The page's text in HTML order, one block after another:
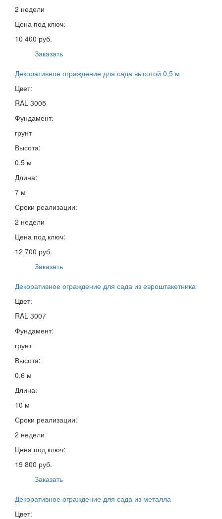
2 недели
Цена под ключ:
10 400 руб.
Заказать
Декоративное ограждение для сада высотой 0,5 м
Цвет:
RAL 3005
Фундамент:
грунт
Высота:
0,5 м
Длина:
7 м
Сроки реализации:
2 недели
Цена под ключ:
12 700 руб.
Заказать
Декоративное ограждение для сада из евроштакетника
Цвет:
RAL 3007
Фундамент:
грунт
Высота:
0,6 м
Длина:
10 м
Сроки реализации:
2 недели
Цена под ключ:
19 800 руб.
Заказать
Декоративное ограждение для сада из металла
Цвет: